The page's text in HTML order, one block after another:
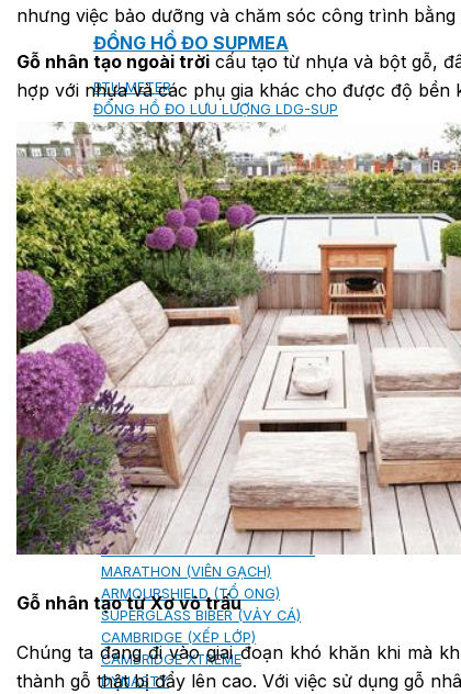
ĐỒNG HỒ ĐO SUPMEA
BTU METER
ĐỒNG HỒ ĐO LƯU LƯỢNG LDG-SUP
CẢM BIẾN NHIỆT ĐỘ SUP-WZPK
LƯU LƯỢNG KẾ ĐIỆN TỪ LDGC-SUP
ỐNG MỀM NỐI ĐẦU PHUN SPRINKLER
SƠN CHỐNG CHÁY FLAMEBAR BW11
RON CHỐNG CHÁY
KEO ACRYLIC SEALANT
Sản phẩm Kiến trúc
NGÓI BITUM PHỦ ĐÁ IKO
MARATHON (VIÊN GẠCH)
ARMOURSHIELD (TỔ ONG)
SUPERGLASS BIBER (VẢY CÁ)
CAMBRIDGE (XẾP LỚP)
CAMBRIDGE XTREME
DYNASTY
nhưng việc bảo dưỡng và chăm sóc công trình
Gỗ nhân tạo ngoài trời cấu tạo từ nhựa và bột gỗ,
hợp với nhựa và các phụ gia khác cho được độ
Gỗ nhân tạo từ Xơ vỏ trấu
Chúng ta đang đi vào giai đoạn khó khăn khi mà
thành gỗ thật bị đẩy lên cao. Với việc sử dụng gỗ